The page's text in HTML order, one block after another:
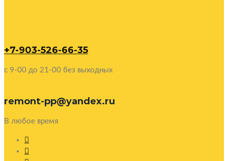
+7-903-526-66-35
c 9-00 до 21-00 без выходных
remont-pp@yandex.ru
В любое время